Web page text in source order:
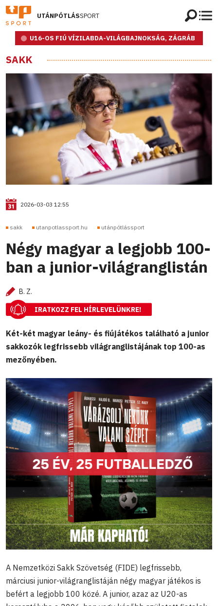
UTÁNPÓTLÁSSPORT
U16-OS FIÚ VÍZILABDA-VILÁGBAJNOKSÁG, ZÁGRÁB
SAKK
2026-03-03 12:55
sakk utanpotlassport.hu utánpótlássport
Négy magyar a legjobb 100-
ban a junior-világranglistán
B. Z.
IRATKOZZ FEL HÍRLEVELÜNKRE!
Két-két magyar leány- és fiújátékos található a junior
sakkozók legfrissebb világranglistájának top 100-as
mezőnyében.
A Nemzetközi Sakk Szövetség (FIDE) legfrissebb,
márciusi junior-világranglistáján négy magyar játékos is
befért a legjobb 100 közé. A junior, azaz az U20-as